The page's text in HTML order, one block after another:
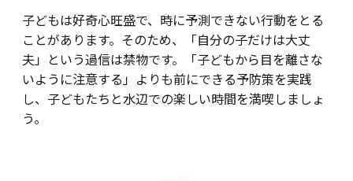
子どもは好奇心旺盛で、時に予測できない行動をとる
ことがあります。そのため、「自分の子だけは大丈
夫」という過信は禁物です。「子どもから目を離さな
いように注意する」よりも前にできる予防策を実践
し、子どもたちと水辺での楽しい時間を満喫しましょ
う。